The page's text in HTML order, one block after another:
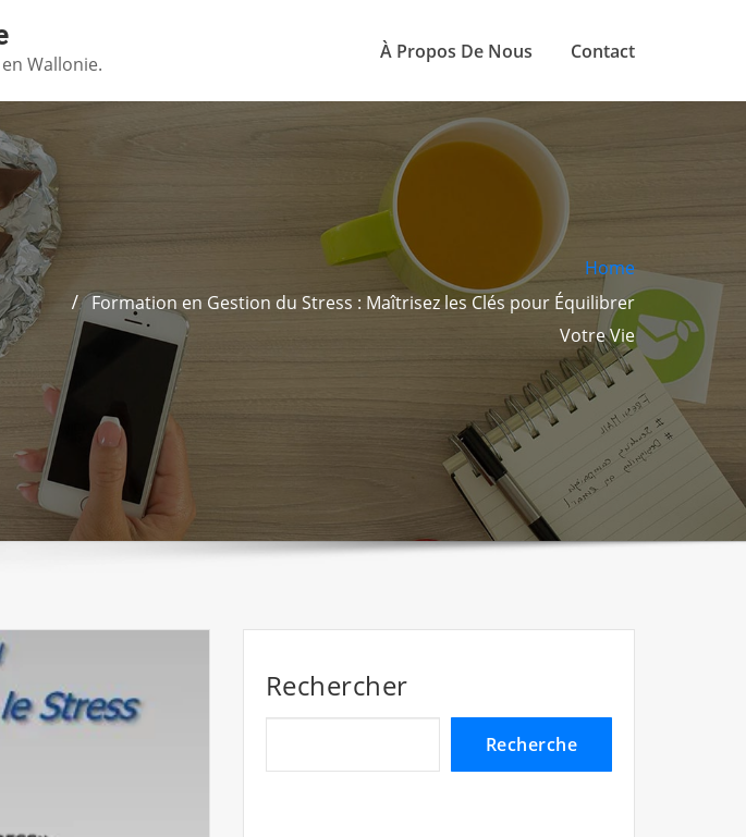
Wallonie.
À Propos De Nous Contact
Home
Formation en Gestion du Stress : Maîtrisez les Clés pour Équilibrer
Votre Vie
Rechercher
Recherche